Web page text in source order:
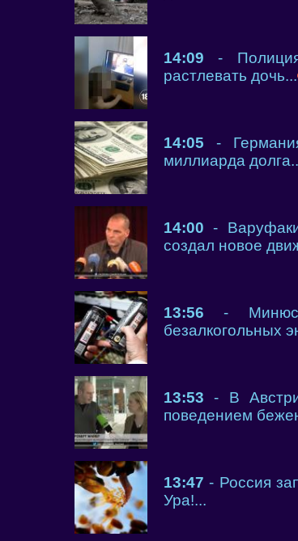
14:09 -
растлевать дочь...
14:05 -
миллиарда
14:00 -
создал новое
13:56 -
безалкогольных
13:53 - В
поведением
13:47 - Россия
Ура!...